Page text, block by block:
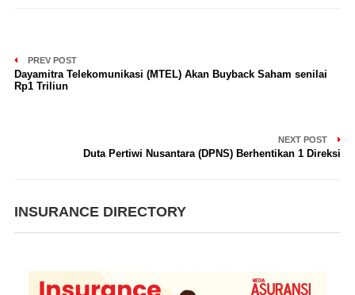
PREV POST
Dayamitra Telekomunikasi (MTEL) Akan Buyback Saham senilai
Rp1 Triliun
NEXT POST
Duta Pertiwi Nusantara (DPNS) Berhentikan 1 Direksi
INSURANCE DIRECTORY